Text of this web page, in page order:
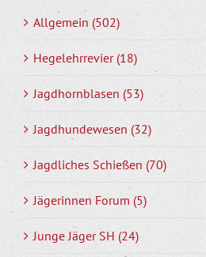
Allgemein (502)
Hegelehrrevier (18)
Jagdhornblasen (53)
Jagdhundewesen (32)
Jagdliches Schießen (70)
Jägerinnen Forum (5)
Junge Jäger SH (24)